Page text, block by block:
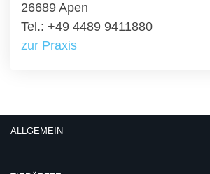
26689 Apen
Tel.: +49 4489 9411880
zur Praxis
ALLGEMEIN